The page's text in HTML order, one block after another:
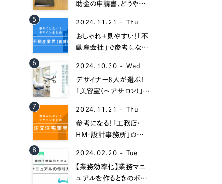
Contact Us
初めてのサイト制作で何をすればいいかお困りのお客
現状の課題抽出やサイトの目的の整理、サイトコン
せください。もちろん、Web集客の戦略設計を具現化
イン、機能面までご提案します。
助金の申請書、どうやっ
入例】
5 2024.11.21 - Thu
おしゃれ＋見やすい！「不
動産会社」で参考になる
35選！
6 2024.10.30 - Wed
デザイナー8人が選ぶ！
「美容室(ヘアサロン)」の
作成事例集！
7 2024.11.21 - Thu
参考になる！「工務店・
HM・設計事務所」のホ
選！
8 2024.02.20 - Tue
【業務効率化】業務マニ
ュアルを作るときのポイ